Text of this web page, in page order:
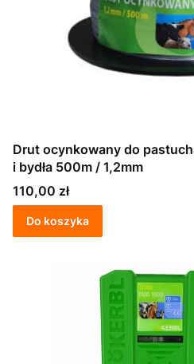
Drut ocynkowany do
i bydła 500m / 1,2mm
Cena
110,00 zł
Do koszyka